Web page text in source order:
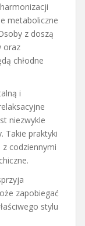
metaboliczne
z doszą
oraz
chłodne
i
niezwykle
Takie praktyki
codziennymi
zapobiegać
stylu